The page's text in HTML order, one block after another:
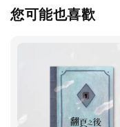
您可能也喜歡